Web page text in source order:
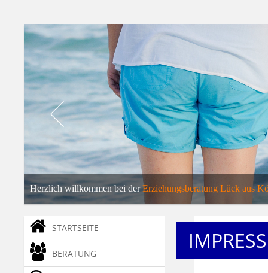
Herzlich willkommen bei derErziehungsberatung Lück aus
Hier erfahren Sie alles über meine Tätigkeit als
... und Familienberaterin
STARTSEITE
BERATUNG